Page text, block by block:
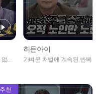
는
히든아이
가벼운 처벌에 계속된 반복
추천